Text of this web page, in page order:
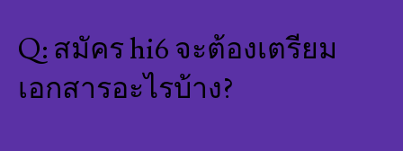
Q: สมัคร hi6 จะต้องเตรียม
เอกสารอะไรบ้าง?